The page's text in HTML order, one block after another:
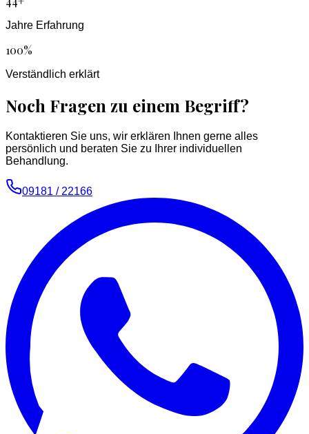
Jahre Erfahrung
100%
Verständlich erklärt
Noch Fragen zu einem Begriff?
Kontaktieren Sie uns, wir erklären Ihnen gerne alles
persönlich und beraten Sie zu Ihrer individuellen
Behandlung.
09181 / 22166